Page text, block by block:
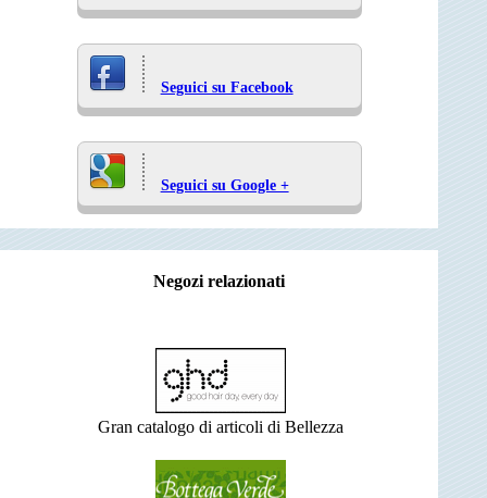
Seguici su Facebook
Seguici su Google +
Negozi relazionati
Gran catalogo di articoli di Bellezza